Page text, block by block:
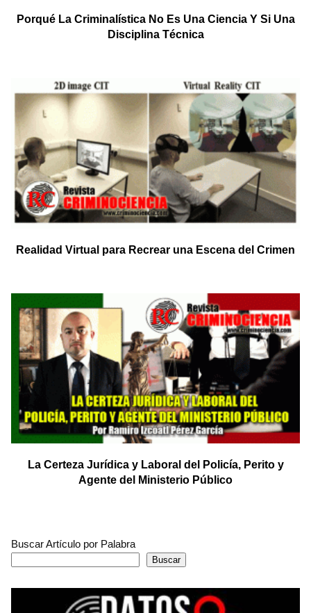
Porqué La Criminalística No Es Una Ciencia Y Si Una
Disciplina Técnica
Realidad Virtual para Recrear una Escena del Crimen
La Certeza Jurídica y Laboral del Policía, Perito y
Agente del Ministerio Público
Buscar Artículo por Palabra
Buscar